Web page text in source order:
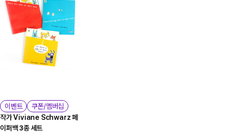
이벤트
쿠폰/멤버십
작가 Viviane Schwarz 페
이퍼백 3종 세트